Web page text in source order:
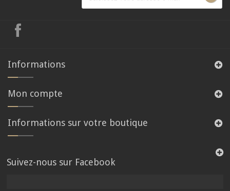
Informations
Mon compte
Informations sur votre boutique
Suivez-nous sur Facebook